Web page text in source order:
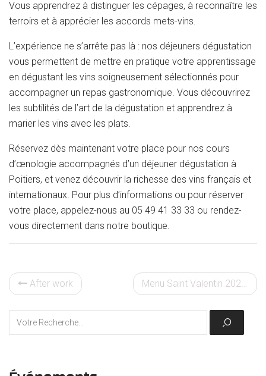
Vous apprendrez à distinguer les cépages, à reconnaître les
terroirs et à apprécier les accords mets-vins.
L’expérience ne s’arrête pas là : nos déjeuners dégustation
vous permettent de mettre en pratique votre apprentissage
en dégustant les vins soigneusement sélectionnés pour
accompagner un repas gastronomique. Vous découvrirez
les subtilités de l’art de la dégustation et apprendrez à
marier les vins avec les plats.
Réservez dès maintenant votre place pour nos cours
d’œnologie accompagnés d’un déjeuner dégustation à
Poitiers, et venez découvrir la richesse des vins français et
internationaux. Pour plus d’informations ou pour réserver
votre place, appelez-nous au 05 49 41 33 33 ou rendez-
vous directement dans notre boutique.
After work Menu Saint Valentin 2024